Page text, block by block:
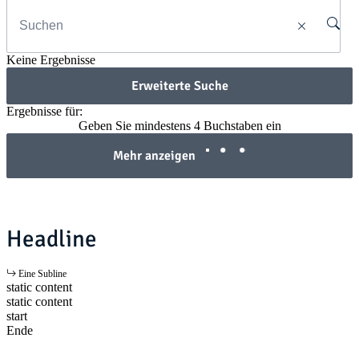
Keine Ergebnisse
Erweiterte Suche
Ergebnisse für:
Geben Sie mindestens 4 Buchstaben ein
Mehr anzeigen
Headline
Eine Subline
static content
static content
start
Ende